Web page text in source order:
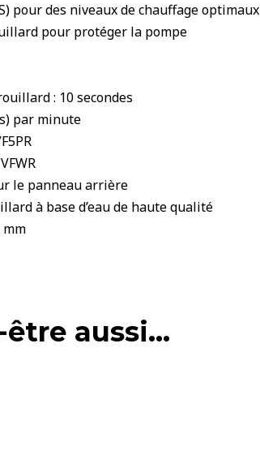
pour des niveaux de chauffage optimaux
pour protéger la pompe
: 10 secondes
par minute
le panneau arrière
à base d’eau de haute qualité
mm
être aussi…